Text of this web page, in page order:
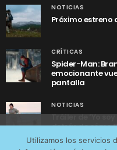
NOTICIAS
Próximo estreno
CRÍTICAS
Spider-Man:
emocionante
pantalla
NOTICIAS
Tráiler de ‘Yo
detrás de cómo
Utilizamos los servicios
tráfico web que